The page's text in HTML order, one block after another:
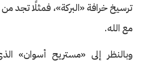
ترسيخ خرافة «البركة»، فمثلًا تجد
مع الله.
وبالنظر إلى «مستريح أسوان»